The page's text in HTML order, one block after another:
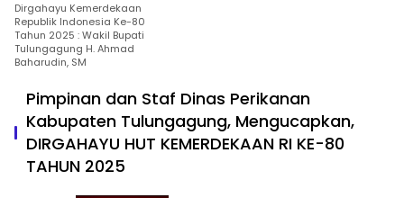
Dirgahayu Kemerdekaan
Republik Indonesia Ke-80
Tahun 2025 : Wakil Bupati
Tulungagung H. Ahmad
Baharudin, SM
Pimpinan dan Staf Dinas Perikanan
Kabupaten Tulungagung, Mengucapkan,
DIRGAHAYU HUT KEMERDEKAAN RI KE-80
TAHUN 2025